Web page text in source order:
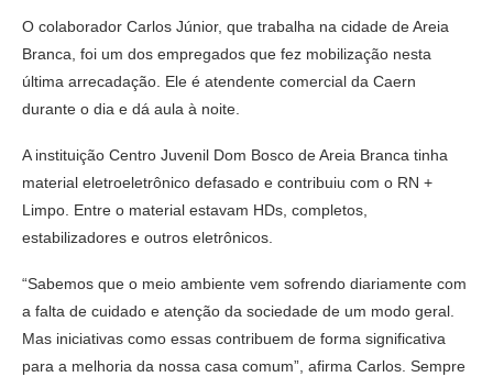
O colaborador Carlos Júnior, que trabalha na cidade de Areia
Branca, foi um dos empregados que fez mobilização nesta
última arrecadação. Ele é atendente comercial da Caern
durante o dia e dá aula à noite.
A instituição Centro Juvenil Dom Bosco de Areia Branca tinha
material eletroeletrônico defasado e contribuiu com o RN +
Limpo. Entre o material estavam HDs, completos,
estabilizadores e outros eletrônicos.
“Sabemos que o meio ambiente vem sofrendo diariamente com
a falta de cuidado e atenção da sociedade de um modo geral.
Mas iniciativas como essas contribuem de forma significativa
para a melhoria da nossa casa comum”, afirma Carlos. Sempre